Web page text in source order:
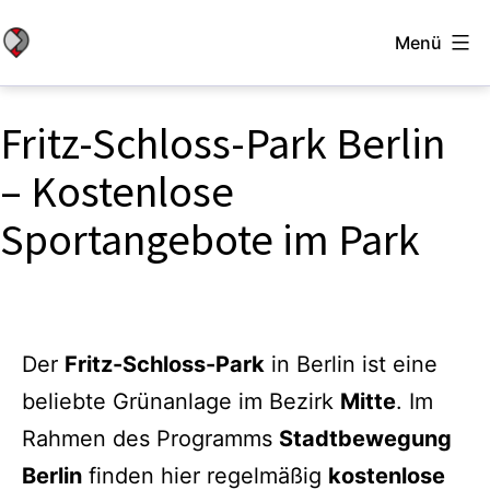
Inhalt
springen
Menü
Fritz-Schloss-Park Berlin
– Kostenlose
Sportangebote im Park
Der Fritz-Schloss-Park in Berlin ist eine
beliebte Grünanlage im Bezirk Mitte. Im
Rahmen des Programms Stadtbewegung
Berlin finden hier regelmäßig kostenlose